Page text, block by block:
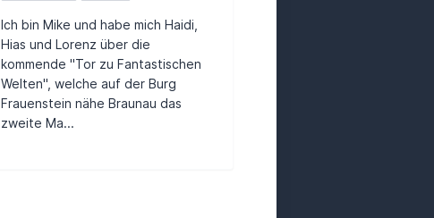
Ich bin Mike und habe mich Haidi,
Hias und Lorenz über die
kommende "Tor zu Fantastischen
Welten", welche auf der Burg
Frauenstein nähe Braunau das
zweite Ma...